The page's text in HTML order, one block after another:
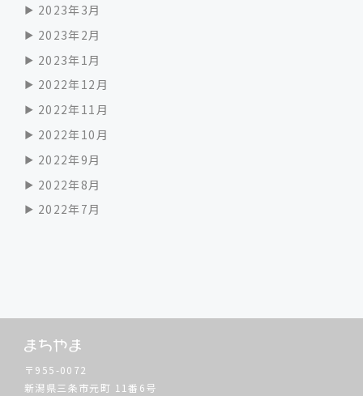
2023年3月
2023年2月
2023年1月
2022年12月
2022年11月
2022年10月
2022年9月
2022年8月
2022年7月
〒955-0072
新潟県三条市元町 11番6号